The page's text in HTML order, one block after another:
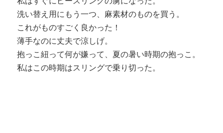
洗い替え用にもう一つ、麻素材のものを買う。
これがものすごく良かった！
薄手なのに丈夫で涼しげ。
抱っこ紐って何が嫌って、夏の暑い時期の抱っこ。
私はこの時期はスリングで乗り切った。